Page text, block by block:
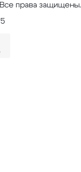
Все права защищены.